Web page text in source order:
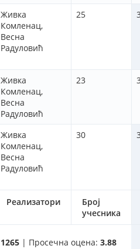
Реализатори
Број
учесника
Живка
Комленац,
Весна
Радуловић
25
Живка
Комленац,
Весна
Радуловић
23
Живка
Комленац,
Весна
Радуловић
30
1265 | Просечна оцена: 3.88